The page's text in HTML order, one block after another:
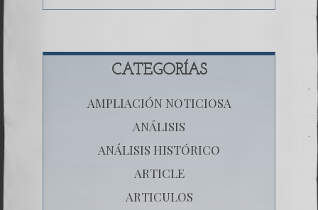
CATEGORÍAS
AMPLIACIÓN NOTICIOSA
ANÁLISIS
ANÁLISIS HISTÓRICO
ARTICLE
ARTICULOS